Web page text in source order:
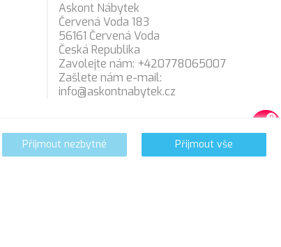
Askont Nábytek
Červená Voda 183
56161 Červená Voda
Česká Republika
Zavolejte nám: +420778065007
Zašlete nám e-mail:
info@askontnabytek.cz
Přijmout nezbytné Přijmout vše
0